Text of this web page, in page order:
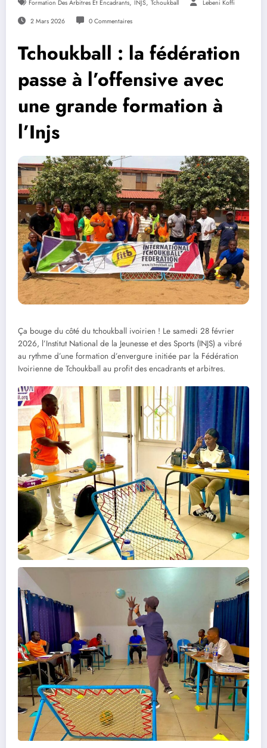
Formation Des Arbitres Et Encadrants INJS Tchoukball Lebeni Koffi
2 Mars 2026 0 Commentaires
Tchoukball : la fédération
passe à l’offensive avec
une grande formation à
l’Injs
Ça bouge du côté du tchoukball ivoirien ! Le samedi 28 février
2026, l’Institut National de la Jeunesse et des Sports (INJS) a vibré
au rythme d’une formation d’envergure initiée par la Fédération
Ivoirienne de Tchoukball au profit des encadrants et arbitres.